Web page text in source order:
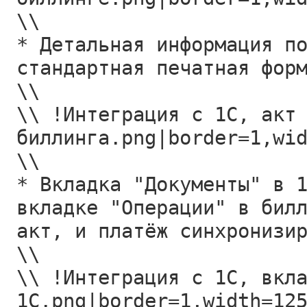
\\
* Детальная информация
стандартная печатная
\\
\\ !Интеграция с 1С, акт
\\
* Вкладка "Документы" в
вкладке "Операции" в
акт, и платёж
\\
\\ !Интеграция с 1С,